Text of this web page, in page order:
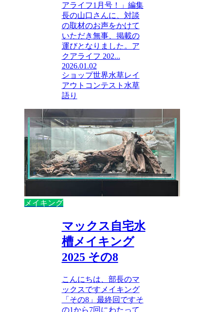
アライフ1月号！」編集
長の山口さんに、対談
の取材のお声をかけて
いただき無事、掲載の
運びとなりました。ア
クアライフ 202...
2026.01.02
ショップ世界水草レイ
アウトコンテスト 水草
語り
メイキング
マックス自宅水
槽メイキング
2025 その8
こんにちは、部長のマ
ックスですメイキング
「その8」最終回ですそ
の1から7回にわたって